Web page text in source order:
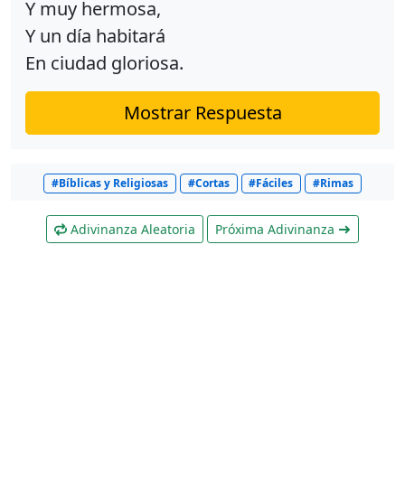
Y muy hermosa,
Y un día habitará
En ciudad gloriosa.
Mostrar Respuesta
#Bíblicas y Religiosas #Cortas #Fáciles #Rimas
Adivinanza Aleatoria Próxima Adivinanza